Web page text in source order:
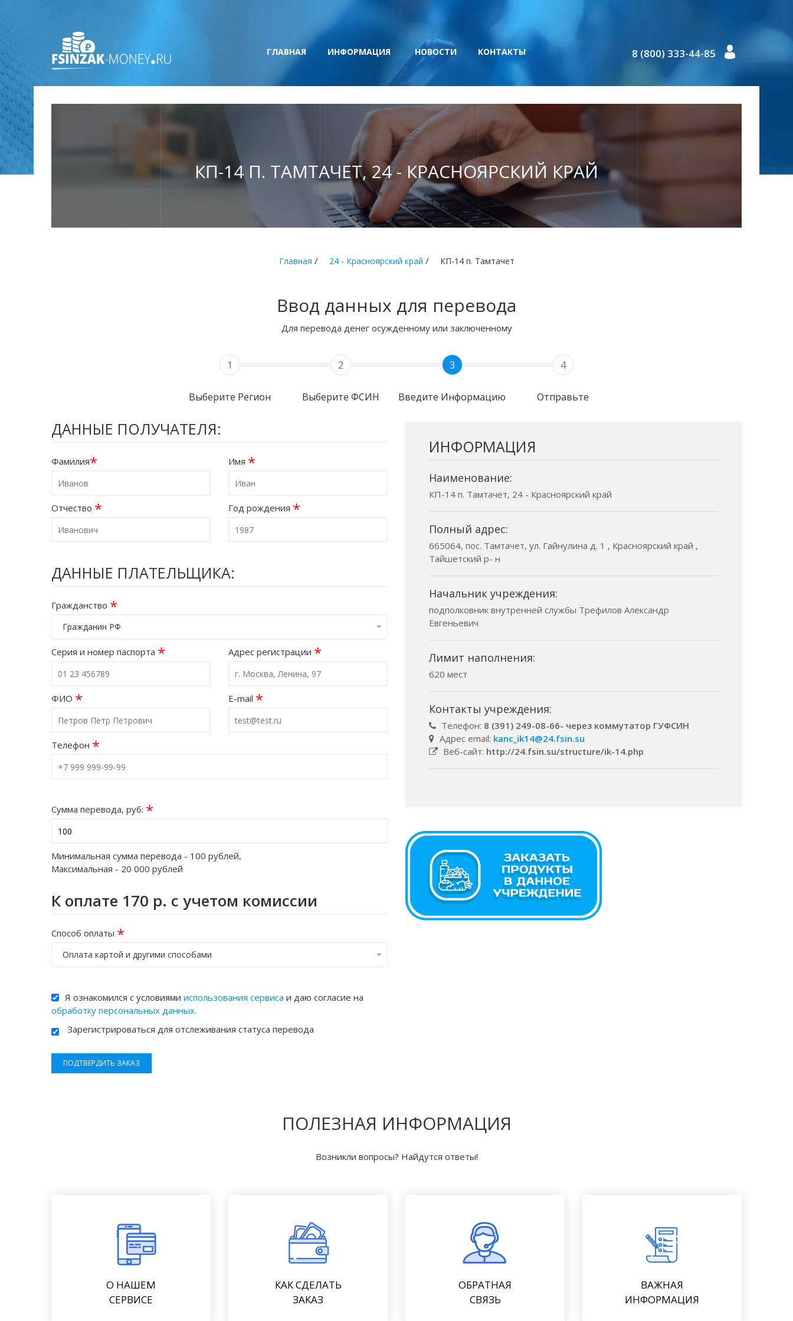
ГЛАВНАЯ ИНФОРМАЦИЯ НОВОСТИ КОНТАКТЫ 8 (800) 333-44-85
КП-14 П. ТАМТАЧЕТ, 24 - КРАСНОЯРСКИЙ КРАЙ
Главная / 24 - Красноярский край / КП-14 п. Тамтачет
Ввод данных для перевода
Для перевода денег осужденному или заключенному
1
Выберите Регион
2
Выберите ФСИН
3
Введите Информацию
4
Отправьте
ДАННЫЕ ПОЛУЧАТЕЛЯ:
Фамилия* Имя *
Отчество * Год рождения *
ДАННЫЕ ПЛАТЕЛЬЩИКА:
Гражданство *
Гражданин РФ
Серия и номер паспорта * Адрес регистрации *
ФИО * E-mail *
Телефон *
Сумма перевода, руб: *
Минимальная сумма перевода - 100 рублей,
Максимальная - 20 000 рублей
К оплате 170 р. с учетом комиссии
Способ оплаты *
Оплата картой и другими способами
Я ознакомился с условиями использования сервиса и даю согласие на
обработку персональных данных.
Зарегистрироваться для отслеживания статуса перевода
ПОДТВЕРДИТЬ ЗАКАЗ
ИНФОРМАЦИЯ
Наименование:
КП-14 п. Тамтачет, 24 - Красноярский край
Полный адрес:
665064, пос. Тамтачет, ул. Гайнулина д. 1 , Красноярский край ,
Тайшетский р- н
Начальник учреждения:
подполковник внутренней службы Трефилов Александр
Евгеньевич
Лимит наполнения:
620 мест
Контакты учреждения:
Телефон: 8 (391) 249-08-66- через коммутатор ГУФСИН
Адрес email: kanc_ik14@24.fsin.su
Веб-сайт: http://24.fsin.su/structure/ik-14.php
ПОЛЕЗНАЯ ИНФОРМАЦИЯ
Возникли вопросы? Найдутся ответы!
О НАШЕМ
СЕРВИСЕ
КАК СДЕЛАТЬ
ЗАКАЗ
ОБРАТНАЯ
СВЯЗЬ
ВАЖНАЯ
ИНФОРМАЦИЯ